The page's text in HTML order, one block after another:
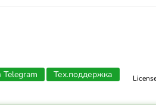
Telegram Тех.поддержка